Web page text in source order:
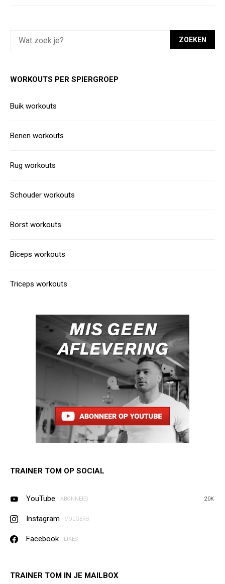
ZOEKEN
WORKOUTS PER SPIERGROEP
Buik workouts
Benen workouts
Rug workouts
Schouder workouts
Borst workouts
Biceps workouts
Triceps workouts
TRAINER TOM OP SOCIAL
YouTube 20K
ABONNEES
Instagram VOLGERS
Facebook LIKES
TRAINER TOM IN JE MAILBOX